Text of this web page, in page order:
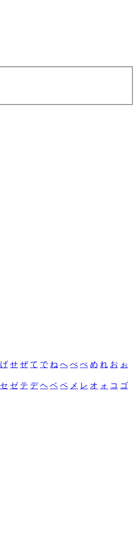
げ せ ぜ て で ね へ べ ぺ め れ お ぉ
セ ゼ テ デ ヘ ベ ペ メ レ オ ォ コ ゴ